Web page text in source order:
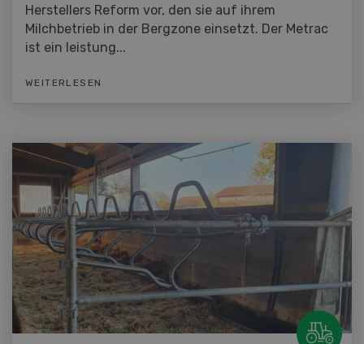
Herstellers Reform vor, den sie auf ihrem
Milchbetrieb in der Bergzone einsetzt. Der Metrac
ist ein leistung...
WEITERLESEN